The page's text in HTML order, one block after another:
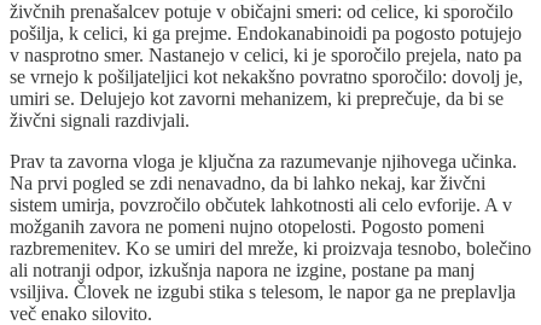
živčnih prenašalcev potuje v običajni smeri: od celice, ki sporočilo
pošilja, k celici, ki ga prejme. Endokanabinoidi pa pogosto potujejo
v nasprotno smer. Nastanejo v celici, ki je sporočilo prejela, nato pa
se vrnejo k pošiljateljici kot nekakšno povratno sporočilo: dovolj je,
umiri se. Delujejo kot zavorni mehanizem, ki preprečuje, da bi se
živčni signali razdivjali.
Prav ta zavorna vloga je ključna za razumevanje njihovega učinka.
Na prvi pogled se zdi nenavadno, da bi lahko nekaj, kar živčni
sistem umirja, povzročilo občutek lahkotnosti ali celo evforije. A v
možganih zavora ne pomeni nujno otopelosti. Pogosto pomeni
razbremenitev. Ko se umiri del mreže, ki proizvaja tesnobo, bolečino
ali notranji odpor, izkušnja napora ne izgine, postane pa manj
vsiljiva. Človek ne izgubi stika s telesom, le napor ga ne preplavlja
več enako silovito.